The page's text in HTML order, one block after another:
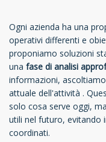
Ogni azienda ha una
operativi differenti e
proponiamo soluzioni
una fase di analisi
informazioni,
attuale dell'attività .
solo cosa serve oggi,
utili nel futuro, evitando
coordinati.